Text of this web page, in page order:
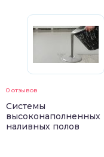
0 отзывов
Системы
высоконаполненных
наливных полов